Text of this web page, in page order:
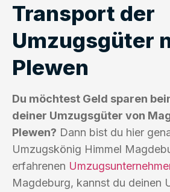
Transport der
Umzugsgüter
Plewen
Du möchtest Geld sparen
deiner Umzugsgüter von
Plewen? Dann bist du hier
Umzugskönig Himmel
erfahrenen
Magdeburg, kannst du deinen